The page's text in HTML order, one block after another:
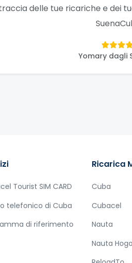
delle tue ricariche e dei
Yomary dagli
Tourist SIM CARD
telefonico di Cuba
di riferimento
Ricarica
Cuba
Cubacel
Nauta
Nauta